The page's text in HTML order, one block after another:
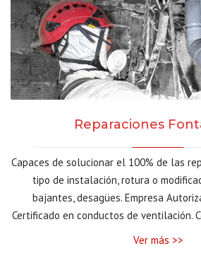
Reparaciones
Capaces de solucionar el 100% de las
tipo de instalación, rotura o
bajantes, desagües. Empresa
Certificado en conductos de ventilación.
Ver más >>